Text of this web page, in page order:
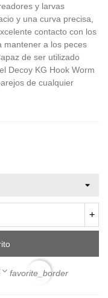
y larvas
y una curva precisa,
contacto con los
mantener a los peces
de ser utilizado
Decoy KG Hook Worm
de cualquier
+
favorite_border